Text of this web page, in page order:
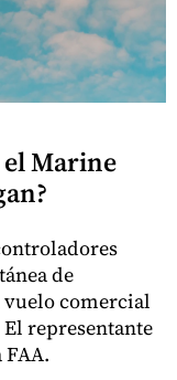
el Marine
de
vuelo comercial
representante